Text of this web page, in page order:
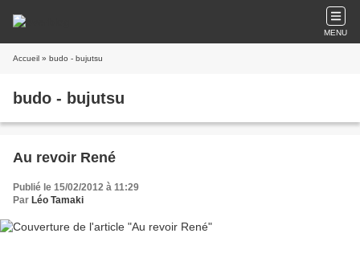
MENU
Accueil » budo - bujutsu
budo - bujutsu
Au revoir René
Publié le 15/02/2012 à 11:29
Par Léo Tamaki